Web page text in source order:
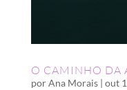
O CAMINHO DA
porAna Morais| out